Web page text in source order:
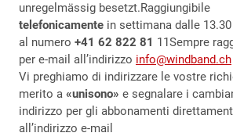
unregelmässig besetzt.Raggiungibile
telefonicamente in settimana dalle
al numero +41 62 822 81 11Sempre
per e-mail all’indirizzo info@windband.ch
Vi preghiamo di indirizzare le vostre
merito a «unisono» e segnalare i
indirizzo per gli abbonamenti
all’indirizzo e-mail